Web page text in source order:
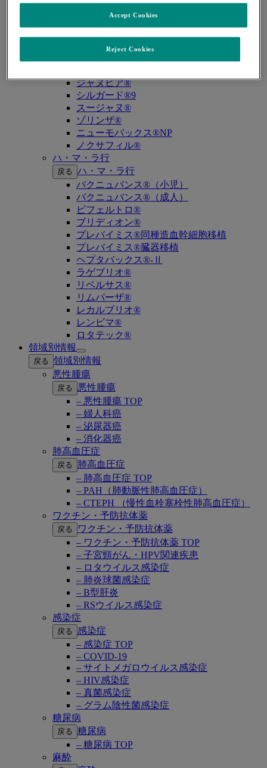
キャップバックス®
キュビシン®
サ・タ・ナ行
ジャヌビア®
シルガード®9
スージャヌ®
ゾリンザ®
ニューモバックス®NP
ノクサフィル®
ハ・マ・ラ行
戻る ハ・マ・ラ行
バクニュバンス®（小児）
バクニュバンス®（成人）
ピフェルトロ®
ブリディオン®
プレバイミス®同種造血幹細胞移植
プレバイミス®臓器移植
ヘプタバックス®-Ⅱ
ラゲブリオ®
リベルサス®
リムパーザ®
レカルブリオ®
レンビマ®
ロタテック®
領域別情報
Open
submenu
戻る 領域別情報
悪性腫瘍
戻る
悪性腫瘍
– 悪性腫瘍 TOP
– 婦人科癌
– 泌尿器癌
– 消化器癌
肺高血圧症
戻る
肺高血圧症
– 肺高血圧症 TOP
– PAH（肺動脈性肺高血圧症）
– CTEPH （慢性血栓塞栓性肺高血圧症）
ワクチン・予防抗体薬
戻る
ワクチン・予防抗体薬
– ワクチン・予防抗体薬 TOP
– 子宮頸がん・HPV関連疾患
– ロタウイルス感染症
– 肺炎球菌感染症
– B型肝炎
– RSウイルス感染症
感染症
戻る
感染症
– 感染症 TOP
– COVID-19
– サイトメガロウイルス感染症
– HIV感染症
– 真菌感染症
– グラム陰性菌感染症
糖尿病
戻る 糖尿病
– 糖尿病 TOP
麻酔
Reject Cookies
Accept Cookies